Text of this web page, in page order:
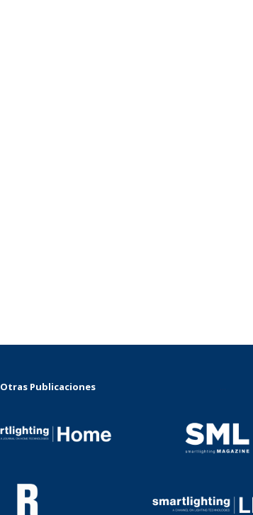
Otras Publicaciones